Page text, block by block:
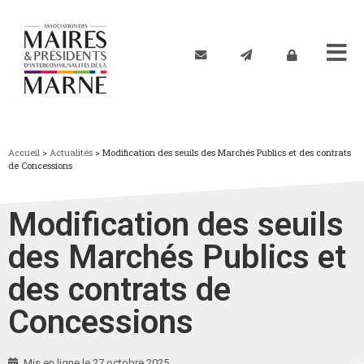
Accueil > Actualités > Modification des seuils des Marchés Publics et des contrats
de Concessions
Modification des seuils
des Marchés Publics et
des contrats de
Concessions